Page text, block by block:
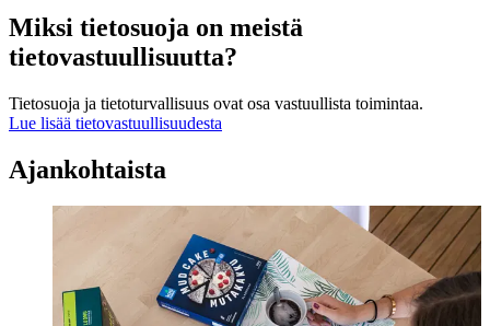
Miksi tietosuoja on meistä
tietovastuullisuutta?
Tietosuoja ja tietoturvallisuus ovat osa vastuullista toimintaa.
Lue lisää tietovastuullisuudesta
Ajankohtaista